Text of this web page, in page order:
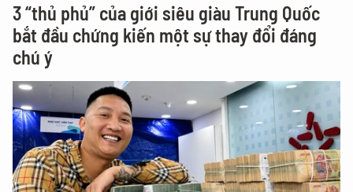
3 “thủ phủ” của giới siêu giàu Trung Quốc
bắt đầu chứng kiến một sự thay đổi đáng
chú ý